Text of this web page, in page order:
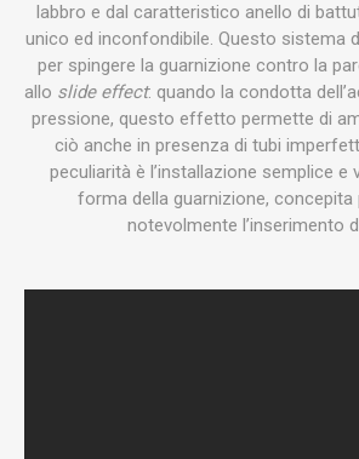
labbro e dal caratteristico anello di
unico ed inconfondibile. Questo sistema
per spingere la guarnizione contro la
allo slide effect: quando la condotta
pressione, questo effetto permette di
ciò anche in presenza di tubi
peculiarità è l’installazione semplice e
forma della guarnizione, concepita
notevolmente l’inserimento